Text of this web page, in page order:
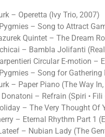
– Operetta (Ivy Trio, 2007)
– Song to Attract
Quintet – The Dream
– Bambla Jolifanti
Circular E-motion –
– Song for Gathering
– Paper Piano (The Way
– Refrain (Spiri • Fili
– The Very Thought Of
– Eternal Rhythm Part 1
– Nubian Lady (The